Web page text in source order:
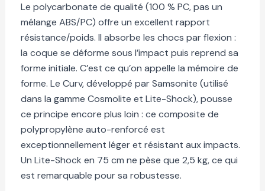
Le polycarbonate de qualité (100 % PC, pas un
mélange ABS/PC) offre un excellent rapport
résistance/poids. Il absorbe les chocs par flexion :
la coque se déforme sous l’impact puis reprend sa
forme initiale. C’est ce qu’on appelle la mémoire de
forme. Le Curv, développé par Samsonite (utilisé
dans la gamme Cosmolite et Lite-Shock), pousse
ce principe encore plus loin : ce composite de
polypropylène auto-renforcé est
exceptionnellement léger et résistant aux impacts.
Un Lite-Shock en 75 cm ne pèse que 2,5 kg, ce qui
est remarquable pour sa robustesse.